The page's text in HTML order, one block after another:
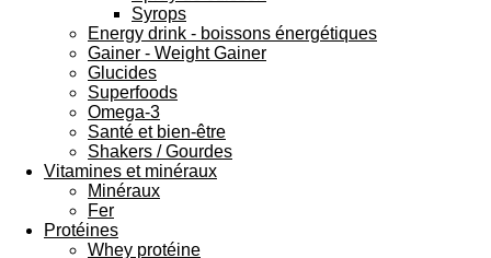
Syrops
Energy drink - boissons énergétiques
Gainer - Weight Gainer
Glucides
Superfoods
Omega-3
Santé et bien-être
Shakers / Gourdes
Vitamines et minéraux
Minéraux
Fer
Protéines
Whey protéine